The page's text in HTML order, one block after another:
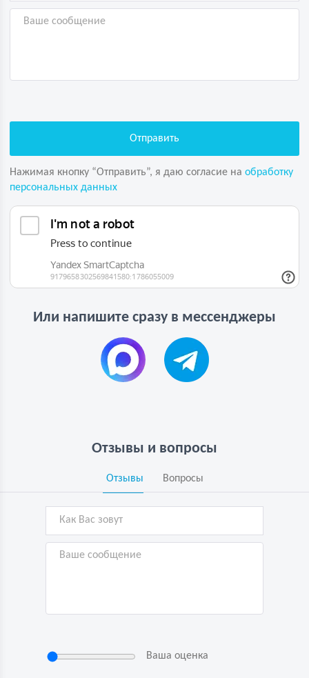
Нажимая кнопку “Отправить”, я даю согласие на обработку
персональных данных
Или напишите сразу в мессенджеры
Отзывы и вопросы
Отзывы Вопросы
Ваша оценка